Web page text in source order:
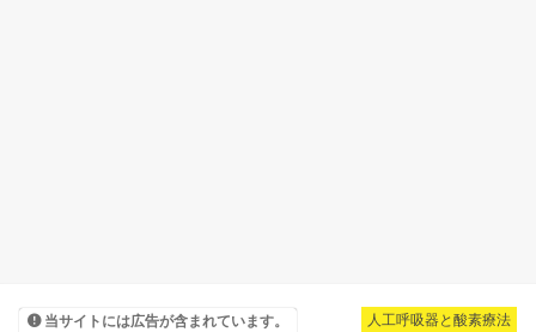
人工呼吸器と酸素療法
当サイトには広告が含まれています。